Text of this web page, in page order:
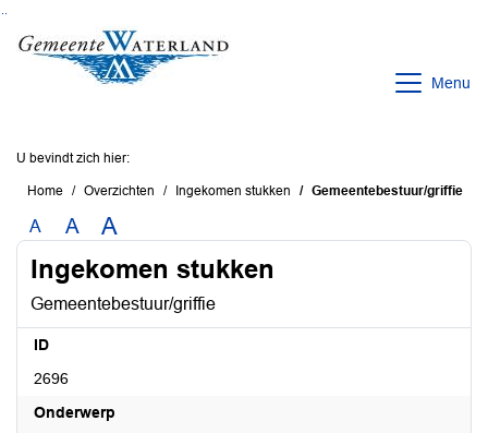
Ga naar de inhoud van deze pagina
Ga naar het zoeken
Ga naar het menu
Menu
U bevindt zich hier:
Home Overzichten Ingekomen stukken Gemeentebestuur/griffie
A A A
Ingekomen stukken
Gemeentebestuur/griffie
ID
2696
Onderwerp